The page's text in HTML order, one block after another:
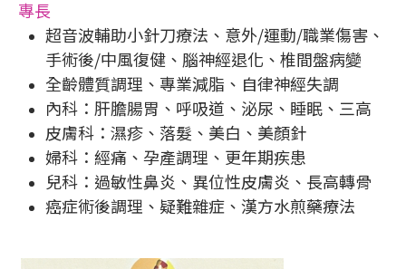
專長
超音波輔助小針刀療法、意外/運動/職業傷害、
手術後/中風復健、腦神經退化、椎間盤病變
全齡體質調理、專業減脂、自律神經失調
內科：肝膽腸胃、呼吸道、泌尿、睡眠、三高
皮膚科：濕疹、落髮、美白、美顏針
婦科：經痛、孕產調理、更年期疾患
兒科：過敏性鼻炎、異位性皮膚炎、長高轉骨
癌症術後調理、疑難雜症、漢方水煎藥療法